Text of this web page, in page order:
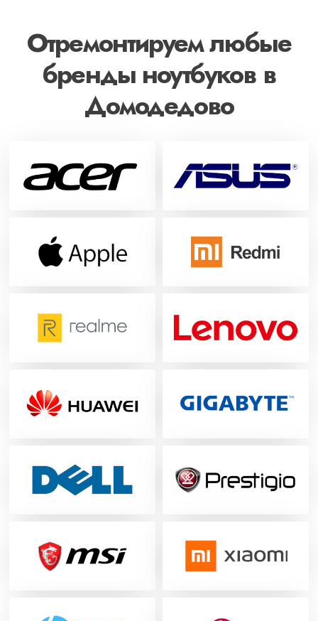
Отремонтируем любые
бренды ноутбуков в
Домодедово